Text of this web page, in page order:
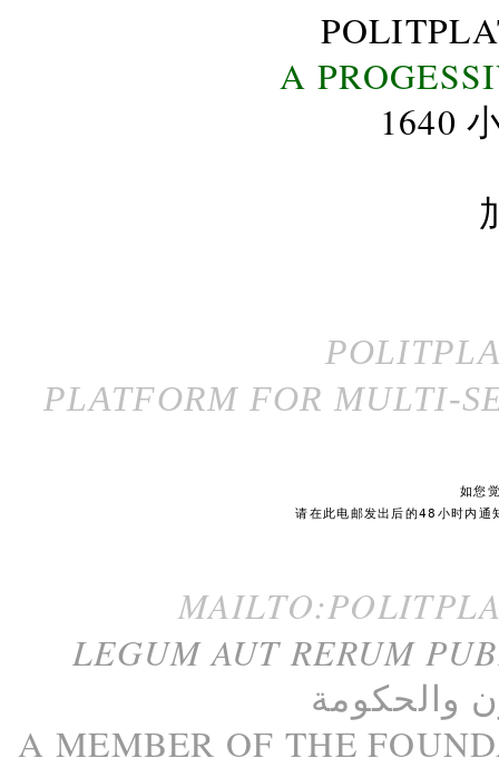
A
1640
PLATFORM FOR MULTI-
如您
请在此电邮发出后的48小时内通
LEGUM AUT RERUM
والحكومة
A MEMBER OF THE